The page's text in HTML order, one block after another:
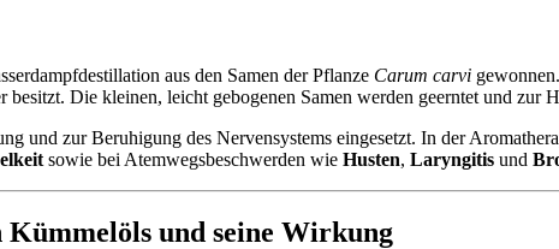
aus den Samen der Pflanze Carum carvi
Die kleinen, leicht gebogenen Samen werden geerntet und zur
und zur Beruhigung des Nervensystems eingesetzt. In der
sowie bei Atemwegsbeschwerden wie Husten, Laryngitis und
Kümmelöls und seine Wirkung